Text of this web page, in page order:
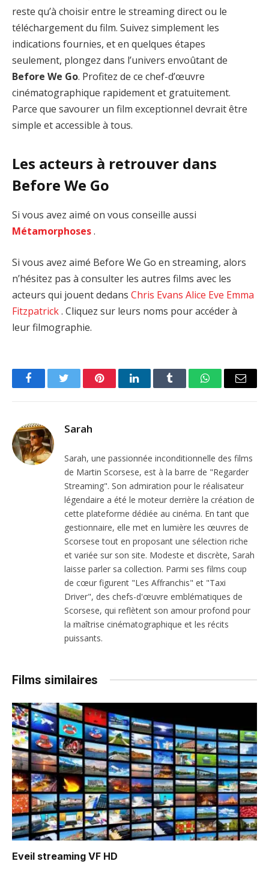
reste qu’à choisir entre le streaming direct ou le
téléchargement du film. Suivez simplement les
indications fournies, et en quelques étapes
seulement, plongez dans l’univers envoûtant de
Before We Go. Profitez de ce chef-d’œuvre
cinématographique rapidement et gratuitement.
Parce que savourer un film exceptionnel devrait être
simple et accessible à tous.
Les acteurs à retrouver dans
Before We Go
Si vous avez aimé on vous conseille aussi
Métamorphoses.
Si vous avez aimé Before We Go en streaming, alors
n’hésitez pas à consulter les autres films avec les
acteurs qui jouent dedans Chris Evans Alice Eve Emma
Fitzpatrick. Cliquez sur leurs noms pour accéder à
leur filmographie.
FacebookTwitter PinterestLinkedInTumblr WhatsAppEmail
Sarah
Sarah, une passionnée inconditionnelle des films
de Martin Scorsese, est à la barre de "Regarder
Streaming". Son admiration pour le réalisateur
légendaire a été le moteur derrière la création de
cette plateforme dédiée au cinéma. En tant que
gestionnaire, elle met en lumière les œuvres de
Scorsese tout en proposant une sélection riche
et variée sur son site. Modeste et discrète, Sarah
laisse parler sa collection. Parmi ses films coup
de cœur figurent "Les Affranchis" et "Taxi
Driver", des chefs-d'œuvre emblématiques de
Scorsese, qui reflètent son amour profond pour
la maîtrise cinématographique et les récits
puissants.
Films similaires
Eveil streaming VF HD